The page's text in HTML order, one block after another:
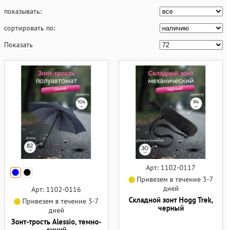
показывать:
сортировать по:
Показать
Арт: 1102-0116
Привезем в течение 3-7
дней
Зонт-трость Alessio, темно-
Арт: 1102-0117
Привезем в течение 3-7
дней
Складной зонт Hogg Trek,
черный